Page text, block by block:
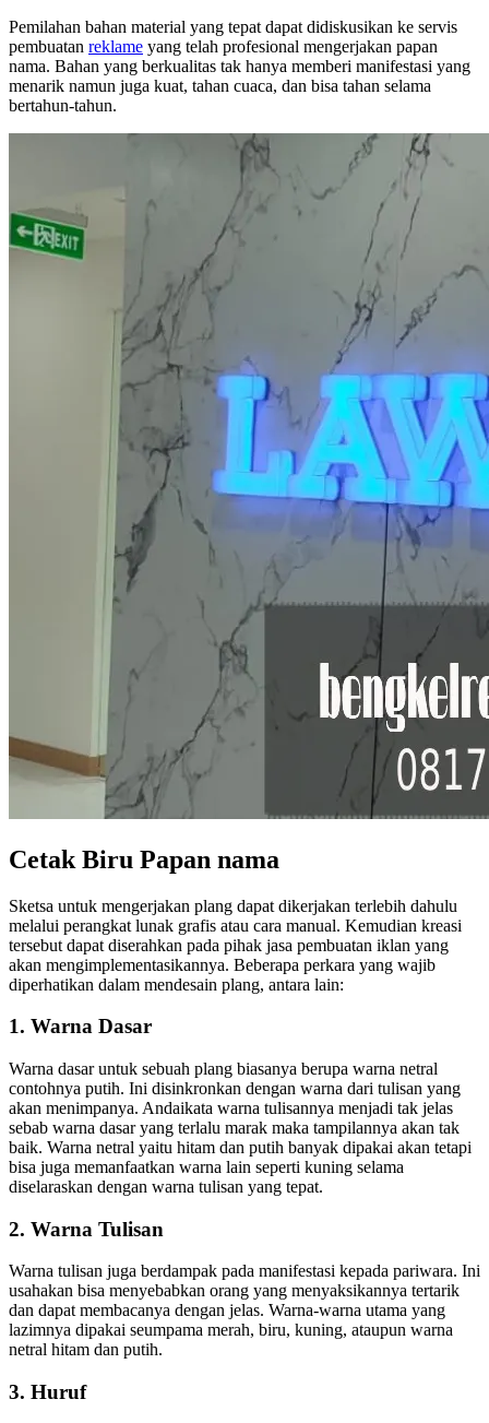
Pemilahan bahan material yang tepat dapat didiskusikan ke servis
pembuatan reklame yang telah profesional mengerjakan papan
nama. Bahan yang berkualitas tak hanya memberi manifestasi yang
menarik namun juga kuat, tahan cuaca, dan bisa tahan selama
bertahun-tahun.
Cetak Biru Papan nama
Sketsa untuk mengerjakan plang dapat dikerjakan terlebih dahulu
melalui perangkat lunak grafis atau cara manual. Kemudian kreasi
tersebut dapat diserahkan pada pihak jasa pembuatan iklan yang
akan mengimplementasikannya. Beberapa perkara yang wajib
diperhatikan dalam mendesain plang, antara lain:
1. Warna Dasar
Warna dasar untuk sebuah plang biasanya berupa warna netral
contohnya putih. Ini disinkronkan dengan warna dari tulisan yang
akan menimpanya. Andaikata warna tulisannya menjadi tak jelas
sebab warna dasar yang terlalu marak maka tampilannya akan tak
baik. Warna netral yaitu hitam dan putih banyak dipakai akan tetapi
bisa juga memanfaatkan warna lain seperti kuning selama
diselaraskan dengan warna tulisan yang tepat.
2. Warna Tulisan
Warna tulisan juga berdampak pada manifestasi kepada pariwara. Ini
usahakan bisa menyebabkan orang yang menyaksikannya tertarik
dan dapat membacanya dengan jelas. Warna-warna utama yang
lazimnya dipakai seumpama merah, biru, kuning, ataupun warna
netral hitam dan putih.
3. Huruf